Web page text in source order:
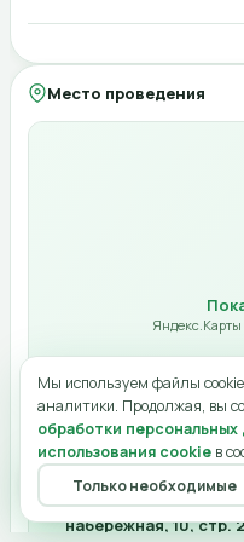
Место проведения
Яндекс.Карты
Москва, Пресненская
набережная, 10, стр. 2
Компания
Город (для офлайн)
Адрес (для офлайн)
Ссылка онлайн
Лимит мест
Категория
Мы используем файлы
аналитики. Продолжая, вы
обработки персональных
использования cookie в
Только необходимые
Главная Меню